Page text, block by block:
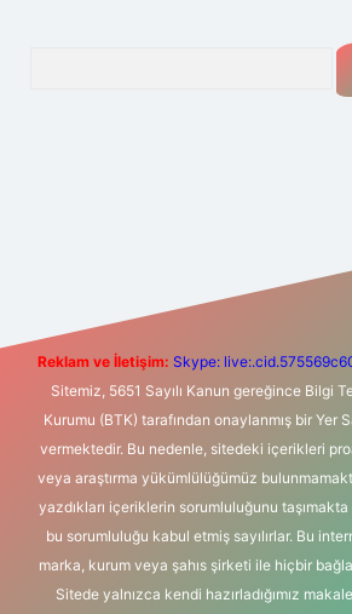
Reklam ve İletişim: Skype:
Sitemiz, 5651 Sayılı Kanun gereğince Bilgi
Kurumu (BTK) tarafından onaylanmış bir Yer
vermektedir. Bu nedenle, sitedeki içerikleri
veya araştırma yükümlülüğümüz
yazdıkları içeriklerin sorumluluğunu
bu sorumluluğu kabul etmiş sayılırlar. Bu
marka, kurum veya şahıs şirketi ile hiçbir
Sitede yalnızca kendi hazırladığımız